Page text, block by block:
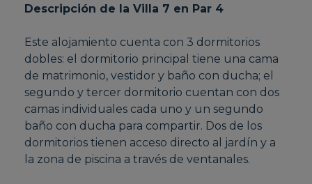
Descripción de la Villa 7 en Par 4
Este alojamiento cuenta con 3 dormitorios
dobles: el dormitorio principal tiene una cama
de matrimonio, vestidor y baño con ducha; el
segundo y tercer dormitorio cuentan con dos
camas individuales cada uno y un segundo
baño con ducha para compartir. Dos de los
dormitorios tienen acceso directo al jardín y a
la zona de piscina a través de ventanales.